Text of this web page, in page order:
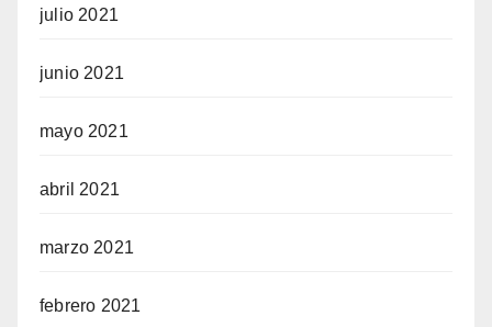
julio 2021
junio 2021
mayo 2021
abril 2021
marzo 2021
febrero 2021